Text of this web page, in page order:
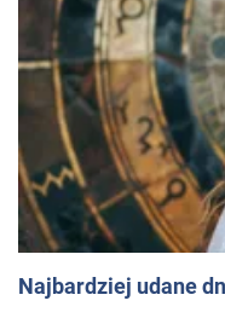
Najbardziej udane